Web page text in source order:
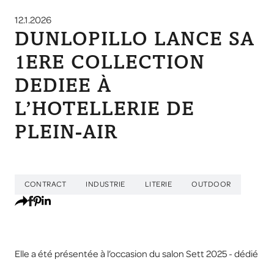
12.1.2026
DUNLOPILLO LANCE SA
1ERE COLLECTION
DEDIEE À
L’HOTELLERIE DE
PLEIN-AIR
CONTRACT INDUSTRIE LITERIE OUTDOOR
Elle a été présentée à l’occasion du salon Sett 2025 - dédié